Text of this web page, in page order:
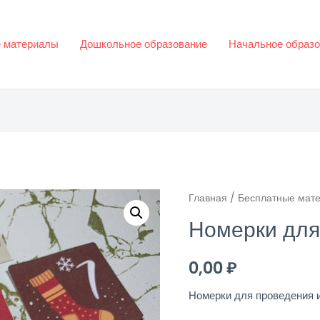
материалы Дошкольное образование Начальное
Главная / Бесплатные
Номерки
0,00₽
Номерки для проведения